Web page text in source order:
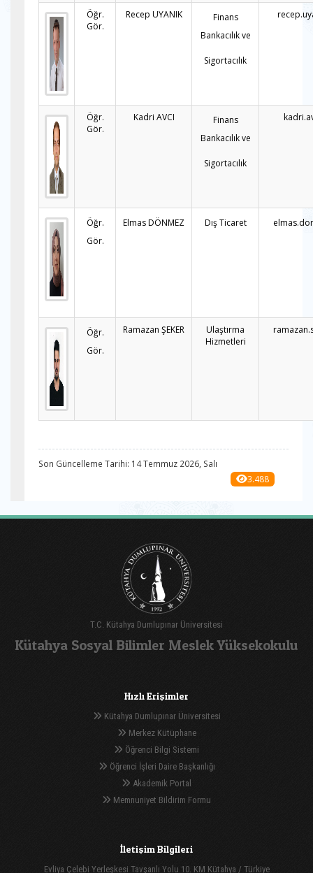
Öğr.
Gör.
Recep UYANIK
Finans
Bankacılık ve
Sigortacılık
Öğr.
Gör.
Kadri AVCI
Finans
Bankacılık ve
Sigortacılık
Öğr.
Gör.
Elmas DÖNMEZ Dış Ticaret
Öğr.
Gör.
Ramazan ŞEKER
Ulaştırma
Hizmetleri
Son Güncelleme Tarihi: 14 Temmuz 2026, Salı
3.488
T.C. Kütahya Dumlupınar Üniversitesi
Kütahya Sosyal Bilimler Meslek Yüksekokulu
Hızlı Erişimler
Kütahya Dumlupınar Üniversitesi
Merkez Kütüphane
Öğrenci Bilgi Sistemi
Öğrenci İşleri Daire Başkanlığı
Akademik Portal
Memnuniyet Bildirim Formu
İletişim Bilgileri
Evliya Çelebi Yerleşkesi Tavşanlı Yolu 10. KM Kütahya / Türkiye